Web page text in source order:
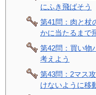
にふき飛ばそう
第41問：肉と
かに当たるまで
第42問：買い
考えよう
第43問：2マ
けないように移